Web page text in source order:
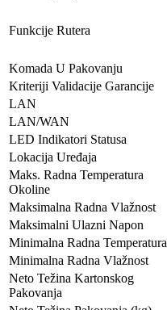
Funkcije Rutera
Komada U Pakovanju
Kriteriji Validacije Garancije
LAN
LAN/WAN
LED Indikatori Statusa
Lokacija Uređaja
Maks. Radna Temperatura
Okoline
Maksimalna Radna Vlažnost
Maksimalni Ulazni Napon
Minimalna Radna Temperatura
Minimalna Radna Vlažnost
Neto Težina Kartonskog
Pakovanja